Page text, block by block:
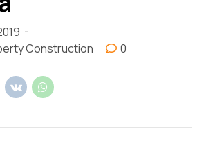
Construction
0